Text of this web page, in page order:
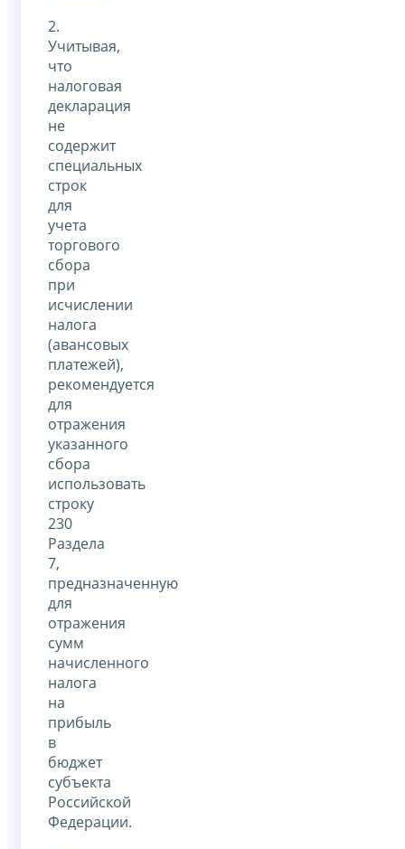
2.
Учитывая,
что
налоговая
декларация
не
содержит
специальных
строк
для
учета
торгового
сбора
при
исчислении
налога
(авансовых
платежей),
рекомендуется
для
отражения
указанного
сбора
использовать
строку
230
Раздела
7,
предназначенную
для
отражения
сумм
начисленного
налога
на
прибыль
в
бюджет
субъекта
Российской
Федерации.